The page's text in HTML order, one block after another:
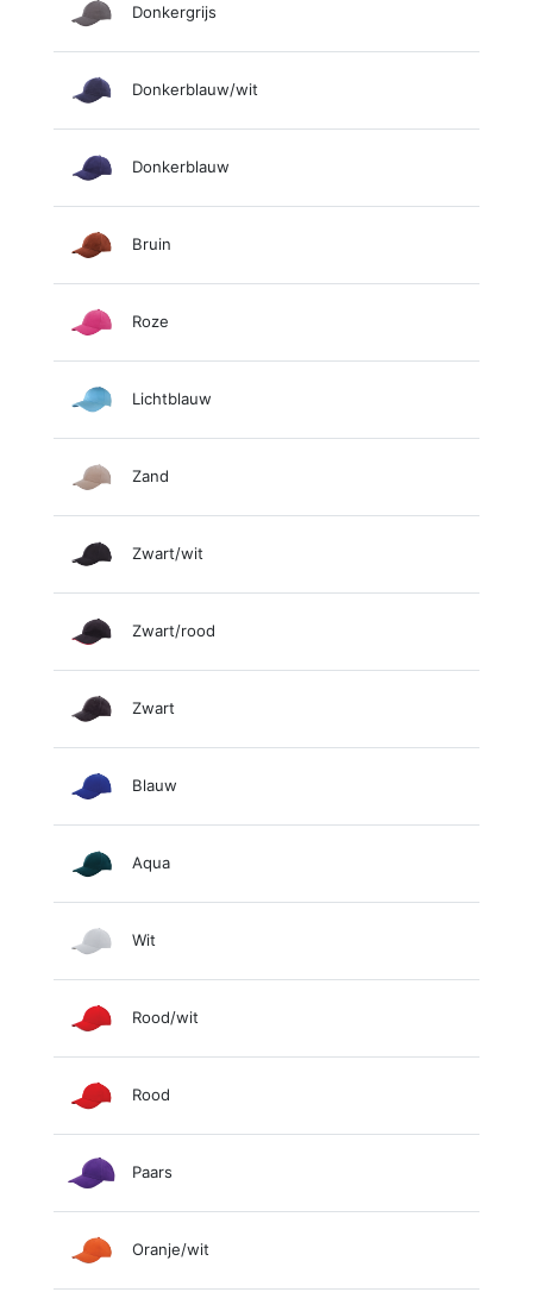
Donkergrijs
Donkerblauw/wit
Donkerblauw
Bruin
Roze
Lichtblauw
Zand
Zwart/wit
Zwart/rood
Zwart
Blauw
Aqua
Wit
Rood/wit
Rood
Paars
Oranje/wit